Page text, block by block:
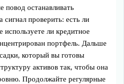
останавливать
проверить: есть ли
ли кредитное
портфель. Дальше
который вы готовы
активов так, чтобы она
Продолжайте регулярные